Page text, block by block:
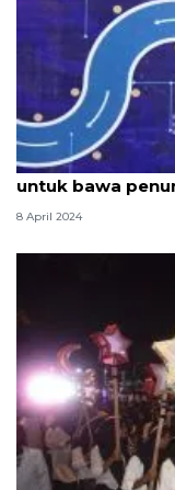
Polda ingatkan
untuk bawa
8 April 2024